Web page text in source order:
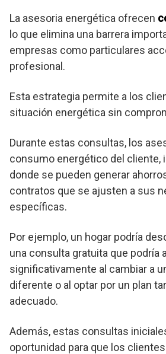
La asesoria energética ofrecen
lo que elimina una barrera
empresas como particulares
profesional.
Esta estrategia permite a los
situación energética sin
Durante estas consultas, los
consumo energético del cliente,
donde se pueden generar
contratos que se ajusten a sus
específicas.
Por ejemplo, un hogar podría
una consulta gratuita que podría
significativamente al cambiar a
diferente o al optar por un plan
adecuado.
Además, estas consultas
oportunidad para que los